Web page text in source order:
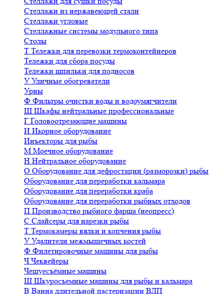
Стеллажи из нержавеющей стали
Стеллажи угловые
Стеллажные системы модульного типа
Столы
Т Тележки для перевозки термоконтейнеров
Тележки для сбора посуды
Тележки шпильки для подносов
У Уличные обогреватели
Урны
Ф Фильтры очистки воды и водоумягчители
Ш Шкафы нейтральные профессиональные
Г Головоотрезающие машины
И Икорное оборудование
Инъекторы для рыбы
М Моечное оборудование
Н Нейтральное оборудование
О Оборудование для дефростации (разморозки) рыбы
Оборудование для переработки кальмара
Оборудование для переработки краба
Оборудование для переработки рыбных отходов
П Производство рыбного фарша (неопресс)
С Слайсеры для нарезки рыбы
Т Термокамеры вялки и копчения рыбы
У Удалители межмышечных костей
Ф Филетировочные машины для рыбы
ЧЧеквейеры
Чешуесъёмные машины
Ш Шкуросъемные машины для рыбы и кальмара
В Ванна длительной пастеризации ВДП